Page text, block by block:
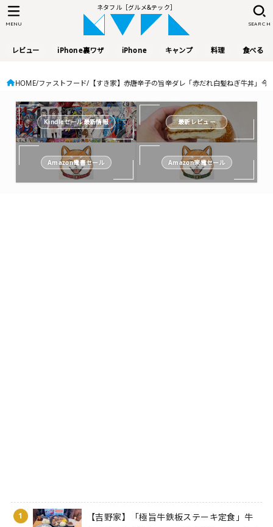
ネタフル［グルメ&テック］
レビュー iPhone裏ワザ iPhone キャンプ 料理 食べる
SEARCH
MENU
HOME ファストフード 【すき家】赤唐辛子の旨辛ダレ「赤だれ白髪ねぎ牛丼」
Kindleセール最新情報 最新レビュー
Amazon電書セール Amazon家電セール
1
【吉野家】「極旨牛鉄板ステーキ定食」牛